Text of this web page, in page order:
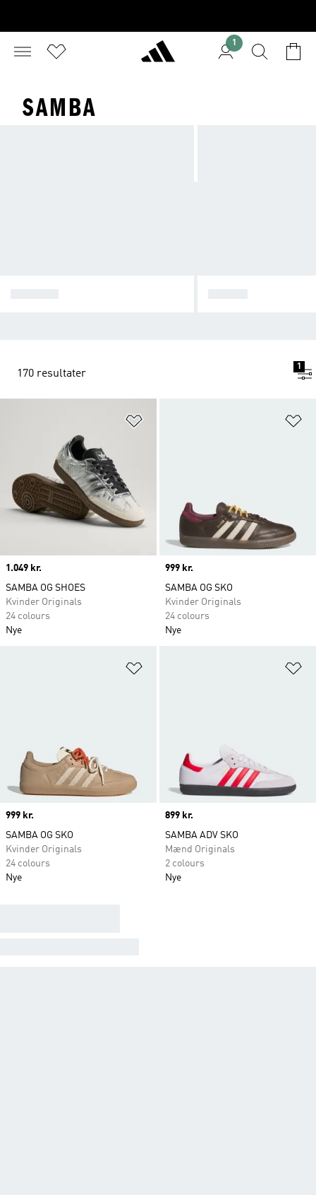
1
SAMBA
170 resultater
1
Price
1.049 kr.
SAMBA OG SHOES
Kvinder Originals
24 colours
Nye
Price
999 kr.
SAMBA OG SKO
Kvinder Originals
24 colours
Nye
Price
999 kr.
SAMBA OG SKO
Kvinder Originals
24 colours
Nye
Price
899 kr.
SAMBA ADV SKO
Mænd Originals
2 colours
Nye